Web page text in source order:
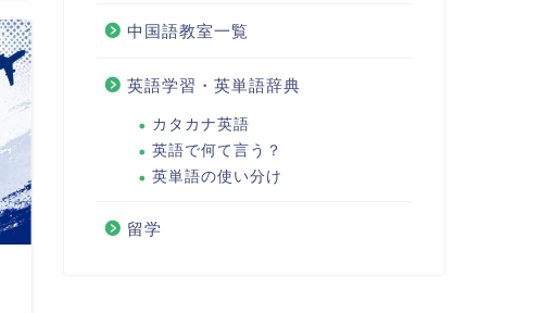
中国語教室一覧
英語学習・英単語辞典
カタカナ英語
英語で何て言う？
英単語の使い分け
留学